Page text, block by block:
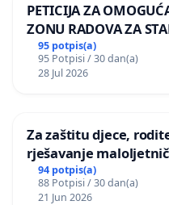
PETICIJA ZA
ZONU RADOVA ZA
Kamensko i Lemić Brdo
95 potpis(a)
95 Potpisi / 30 dan(a)
28 Jul 2026
Za zaštitu djece,
rješavanje
94 potpis(a)
88 Potpisi / 30 dan(a)
21 Jun 2026